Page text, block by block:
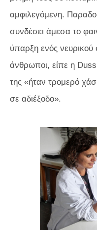
αμφιλεγόμενη.
συνδέσει άμεσα το
ύπαρξη ενός νευρικού
άνθρωποι, είπε η
της «ήταν τρομερό
σε αδιέξοδο».